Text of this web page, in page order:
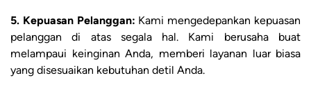
5. Kepuasan Pelanggan: Kami mengedepankan kepuasan
pelanggan di atas segala hal. Kami berusaha buat
melampaui keinginan Anda, memberi layanan luar biasa
yang disesuaikan kebutuhan detil Anda.